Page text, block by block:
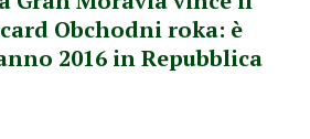
Obchodni roka: è
2016 in Repubblica